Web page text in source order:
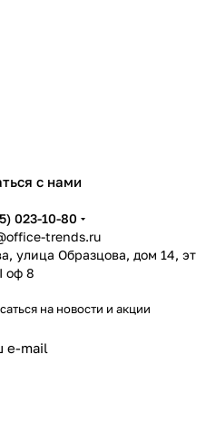
с нами
023-10-80
trends.ru
улица Образцова, дом 14, эт
оф 8
на новости и акции